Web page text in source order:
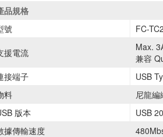
品規格
號
FC-
援電流
Max.
兼容
接端子
USB
料
尼龍編
版本
USB 20
據傳輸速度